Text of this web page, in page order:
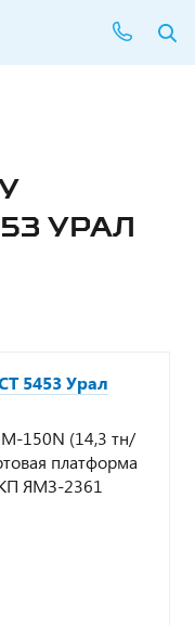
УРАЛ
5453 Урал
150N (14,3 тн/
платформа
ЯМЗ-2361